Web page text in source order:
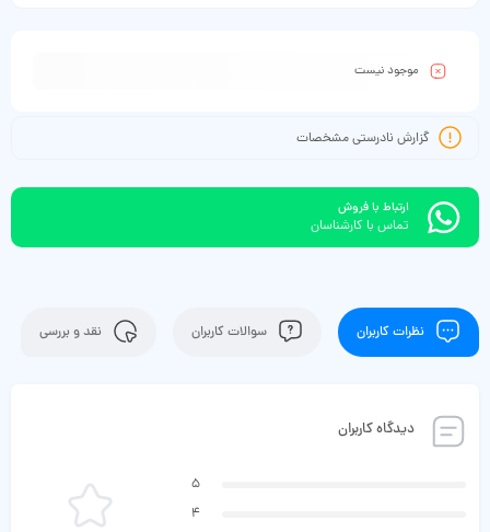
موجود نیست
گزارش نادرستی مشخصات
ارتباط با فروش
تماس با کارشناسان
نظرات کاربران سوالات کاربران نقد و بررسی
دیدگاه کاربران
5
4